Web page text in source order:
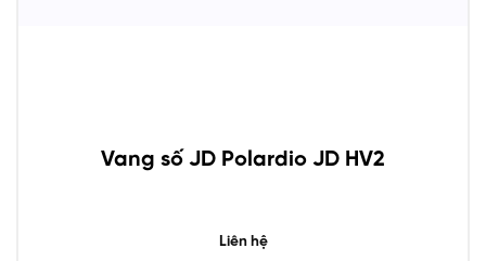
Vang số JD Polardio JD HV2
Liên hệ